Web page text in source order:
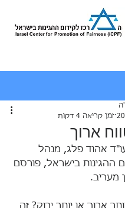
ארוך
זמן קריאה 4 דקות
אהוד פלג, מנהל
ההגינות בישראל, פורסם
מעריב.